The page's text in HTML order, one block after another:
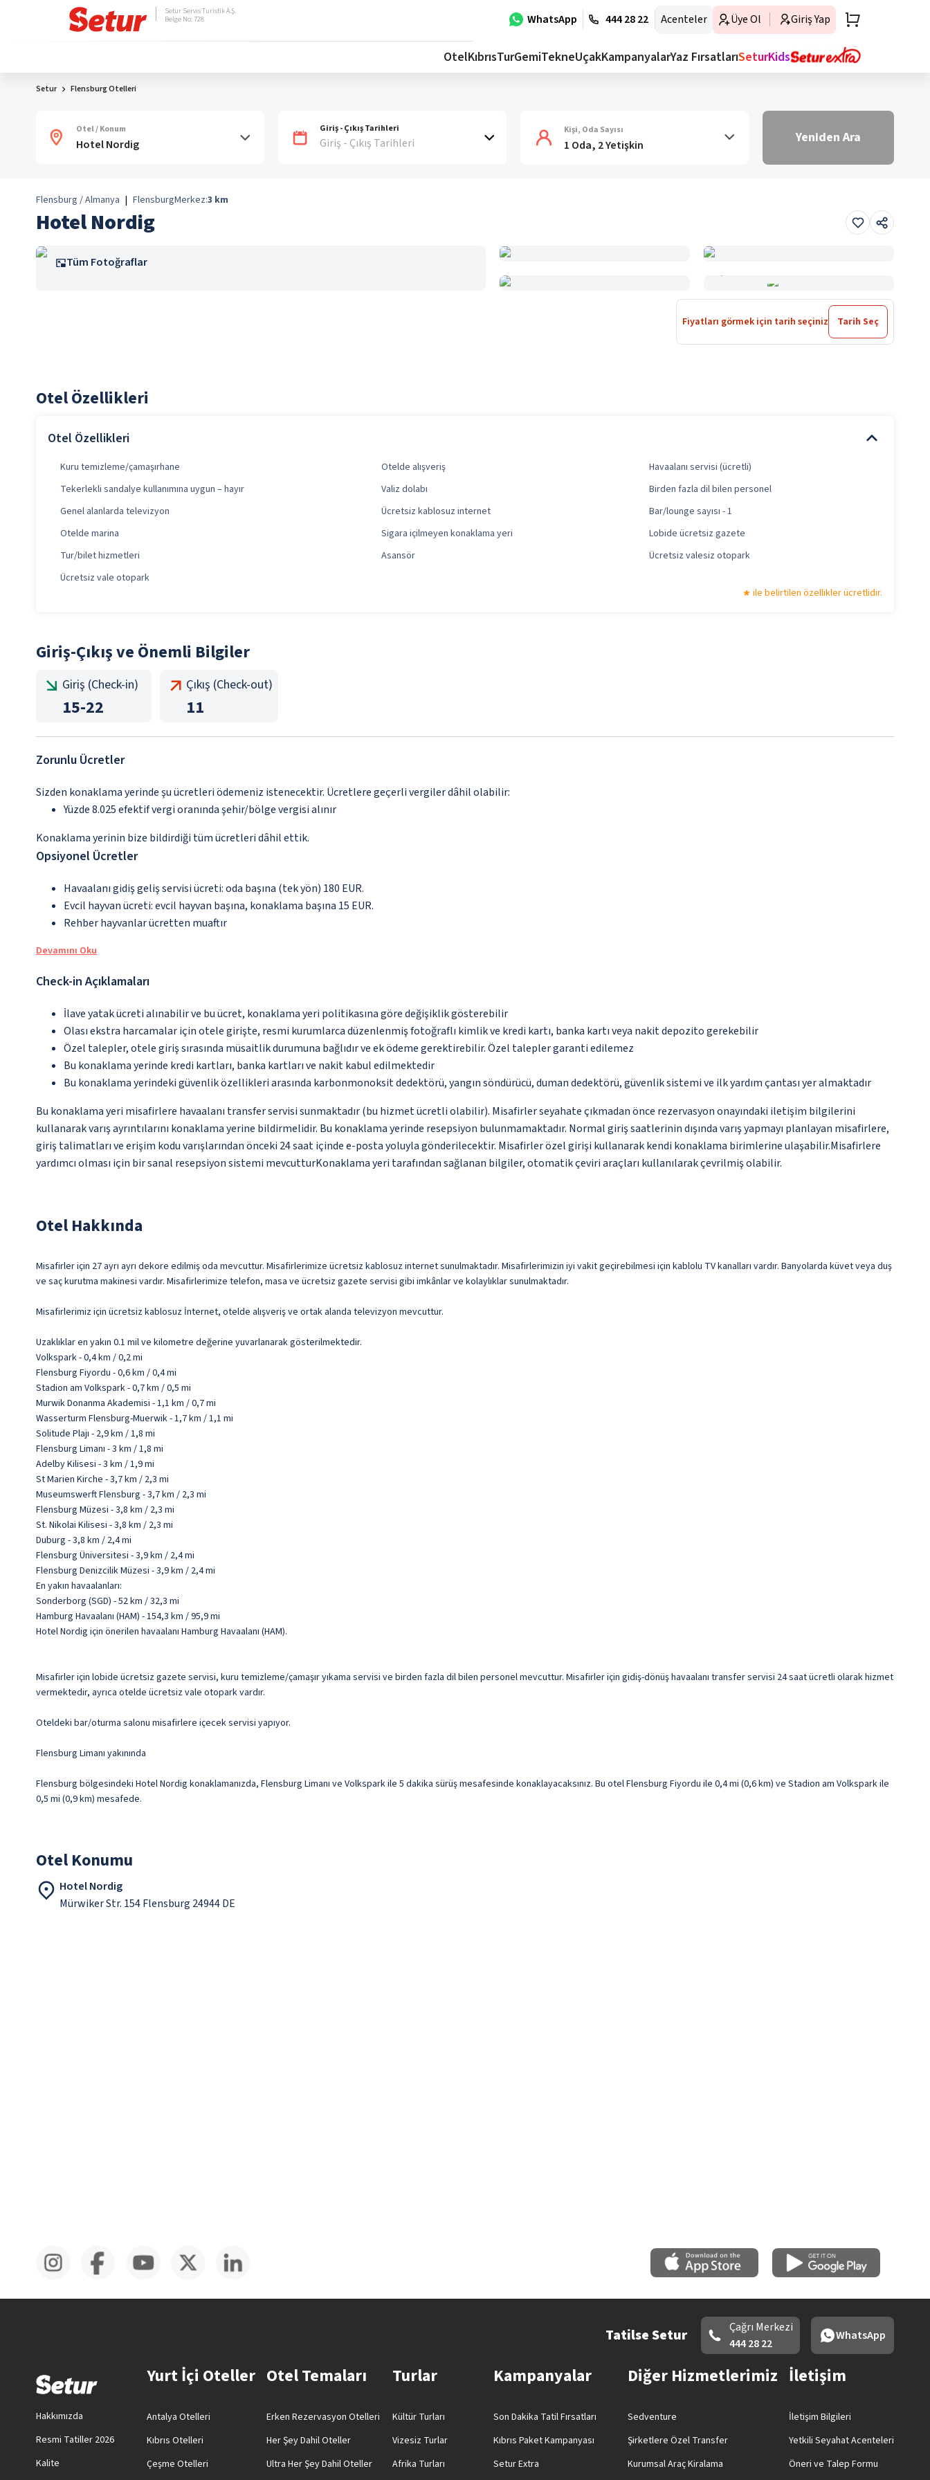
WhatsApp 444 28 22 Acenteler Üye Ol Giriş Yap
Setur Servis Turistik A.Ş.
Belge No: 728
OtelKıbrısTurGemiTekneUçakKampanyalarYaz FırsatlarıSeturKids
Setur Flensburg Otelleri
Otel / Konum Giriş - Çıkış Tarihleri
Giriş - Çıkış Tarihleri
Kişi, Oda Sayısı
1 Oda, 2 Yetişkin Yeniden Ara
Flensburg / Almanya | FlensburgMerkez:3 km
Hotel Nordig
Tüm Fotoğraflar
Fiyatları görmek için tarih seçiniz Tarih Seç
Otel Özellikleri
Otel Özellikleri
Kuru temizleme/çamaşırhane Otelde alışveriş
Havaalanı servisi (ücretli)
Tekerlekli sandalye kullanımına uygun – hayır
Valiz dolabı
Birden fazla dil bilen personel
Genel alanlarda televizyon
Ücretsiz kablosuz internet
Bar/lounge sayısı - 1
Otelde marina
Sigara içilmeyen konaklama yeri
Lobide ücretsiz gazete
Tur/bilet hizmetleri
Asansör
Ücretsiz valesiz otopark
Ücretsiz vale otopark
ile belirtilen özellikler ücretlidir.
Giriş-Çıkış ve Önemli Bilgiler
Giriş (Check-in)
15-22
Çıkış (Check-out)
11
Zorunlu Ücretler
Sizden konaklama yerinde şu ücretleri ödemeniz istenecektir. Ücretlere geçerli vergiler dâhil olabilir:
Yüzde 8.025 efektif vergi oranında şehir/bölge vergisi alınır
Konaklama yerinin bize bildirdiği tüm ücretleri dâhil ettik.
Opsiyonel Ücretler
Havaalanı gidiş geliş servisi ücreti: oda başına (tek yön) 180 EUR.
Evcil hayvan ücreti: evcil hayvan başına, konaklama başına 15 EUR.
Rehber hayvanlar ücretten muaftır
Devamını Oku
Check-in Açıklamaları
İlave yatak ücreti alınabilir ve bu ücret, konaklama yeri politikasına göre değişiklik gösterebilir
Olası ekstra harcamalar için otele girişte, resmi kurumlarca düzenlenmiş fotoğraflı kimlik ve kredi kartı, banka kartı veya nakit depozito gerekebilir
Özel talepler, otele giriş sırasında müsaitlik durumuna bağlıdır ve ek ödeme gerektirebilir. Özel talepler garanti edilemez
Bu konaklama yerinde kredi kartları, banka kartları ve nakit kabul edilmektedir
Bu konaklama yerindeki güvenlik özellikleri arasında karbonmonoksit dedektörü, yangın söndürücü, duman dedektörü, güvenlik sistemi ve ilk yardım çantası yer almaktadır
Bu konaklama yeri misafirlere havaalanı transfer servisi sunmaktadır (bu hizmet ücretli olabilir). Misafirler seyahate çıkmadan önce rezervasyon onayındaki iletişim bilgilerini
kullanarak varış ayrıntılarını konaklama yerine bildirmelidir. Bu konaklama yerinde resepsiyon bulunmamaktadır. Normal giriş saatlerinin dışında varış yapmayı planlayan misafirlere,
giriş talimatları ve erişim kodu varışlarından önceki 24 saat içinde e-posta yoluyla gönderilecektir. Misafirler özel girişi kullanarak kendi konaklama birimlerine ulaşabilir.Misafirlere
yardımcı olması için bir sanal resepsiyon sistemi mevcutturKonaklama yeri tarafından sağlanan bilgiler, otomatik çeviri araçları kullanılarak çevrilmiş olabilir.
Otel Hakkında
Misafirler için 27 ayrı ayrı dekore edilmiş oda mevcuttur. Misafirlerimize ücretsiz kablosuz internet sunulmaktadır. Misafirlerimizin iyi vakit geçirebilmesi için kablolu TV kanalları vardır. Banyolarda küvet veya duş
ve saç kurutma makinesi vardır. Misafirlerimize telefon, masa ve ücretsiz gazete servisi gibi imkânlar ve kolaylıklar sunulmaktadır.
Misafirlerimiz için ücretsiz kablosuz İnternet, otelde alışveriş ve ortak alanda televizyon mevcuttur.
Uzaklıklar en yakın 0.1 mil ve kilometre değerine yuvarlanarak gösterilmektedir.
Volkspark - 0,4 km / 0,2 mi
Flensburg Fiyordu - 0,6 km / 0,4 mi
Stadion am Volkspark - 0,7 km / 0,5 mi
Murwik Donanma Akademisi - 1,1 km / 0,7 mi
Wasserturm Flensburg-Muerwik - 1,7 km / 1,1 mi
Solitude Plajı - 2,9 km / 1,8 mi
Flensburg Limanı - 3 km / 1,8 mi
Adelby Kilisesi - 3 km / 1,9 mi
St Marien Kirche - 3,7 km / 2,3 mi
Museumswerft Flensburg - 3,7 km / 2,3 mi
Flensburg Müzesi - 3,8 km / 2,3 mi
St. Nikolai Kilisesi - 3,8 km / 2,3 mi
Duburg - 3,8 km / 2,4 mi
Flensburg Üniversitesi - 3,9 km / 2,4 mi
Flensburg Denizcilik Müzesi - 3,9 km / 2,4 mi
En yakın havaalanları:
Sonderborg (SGD) - 52 km / 32,3 mi
Hamburg Havaalanı (HAM) - 154,3 km / 95,9 mi
Hotel Nordig için önerilen havaalanı Hamburg Havaalanı (HAM).
Misafirler için lobide ücretsiz gazete servisi, kuru temizleme/çamaşır yıkama servisi ve birden fazla dil bilen personel mevcuttur. Misafirler için gidiş-dönüş havaalanı transfer servisi 24 saat ücretli olarak hizmet
vermektedir, ayrıca otelde ücretsiz vale otopark vardır.
Oteldeki bar/oturma salonu misafirlere içecek servisi yapıyor.
Flensburg Limanı yakınında
Flensburg bölgesindeki Hotel Nordig konaklamanızda, Flensburg Limanı ve Volkspark ile 5 dakika sürüş mesafesinde konaklayacaksınız. Bu otel Flensburg Fiyordu ile 0,4 mi (0,6 km) ve Stadion am Volkspark ile
0,5 mi (0,9 km) mesafede.
Otel Konumu
Hotel Nordig
Mürwiker Str. 154 Flensburg 24944 DE
Tatilse Setur
Çağrı Merkezi
444 28 22
WhatsApp
Hakkımızda
Resmi Tatiller 2026
Kalite
Yurt İçi Oteller
Antalya Otelleri
Kıbrıs Otelleri
Çeşme Otelleri
Otel Temaları
Erken Rezervasyon Otelleri
Her Şey Dahil Oteller
Ultra Her Şey Dahil Oteller
Turlar
Kültür Turları
Vizesiz Turlar
Afrika Turları
Kampanyalar
Son Dakika Tatil Fırsatları
Kıbrıs Paket Kampanyası
Setur Extra
Diğer Hizmetlerimiz
Sedventure
Şirketlere Özel Transfer
Kurumsal Araç Kiralama
İletişim
İletişim Bilgileri
Yetkili Seyahat Acenteleri
Öneri ve Talep Formu